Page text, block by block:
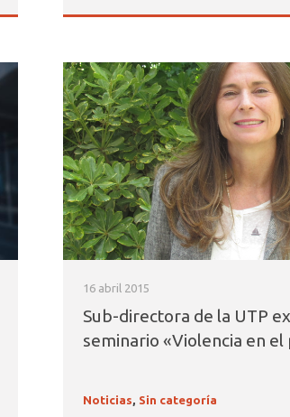
16 abril 2015
Sub-directora de la UTP
seminario «Violencia en el
Noticias, Sin categoría